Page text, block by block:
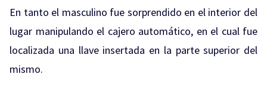
En tanto el masculino fue sorprendido en el interior del
lugar manipulando el cajero automático, en el cual fue
localizada una llave insertada en la parte superior del
mismo.